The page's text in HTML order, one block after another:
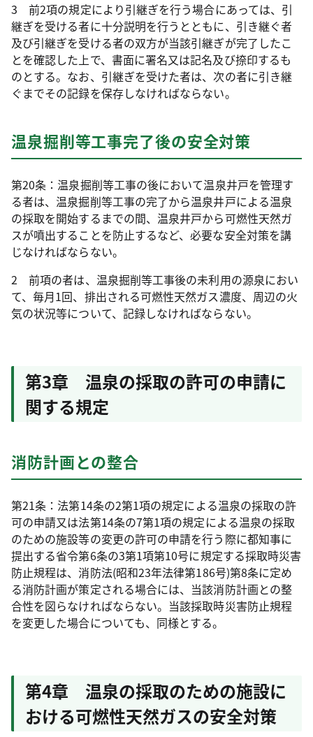
3 前2項の規定により引継ぎを行う場合にあっては、引
継ぎを受ける者に十分説明を行うとともに、引き継ぐ者
及び引継ぎを受ける者の双方が当該引継ぎが完了したこ
とを確認した上で、書面に署名又は記名及び捺印するも
のとする。なお、引継ぎを受けた者は、次の者に引き継
ぐまでその記録を保存しなければならない。
温泉掘削等工事完了後の安全対策
第20条：温泉掘削等工事の後において温泉井戸を管理す
る者は、温泉掘削等工事の完了から温泉井戸による温泉
の採取を開始するまでの間、温泉井戸から可燃性天然ガ
スが噴出することを防止するなど、必要な安全対策を講
じなければならない。
2 前項の者は、温泉掘削等工事後の未利用の源泉におい
て、毎月1回、排出される可燃性天然ガス濃度、周辺の火
気の状況等について、記録しなければならない。
第3章 温泉の採取の許可の申請に
関する規定
消防計画との整合
第21条：法第14条の2第1項の規定による温泉の採取の許
可の申請又は法第14条の7第1項の規定による温泉の採取
のための施設等の変更の許可の申請を行う際に都知事に
提出する省令第6条の3第1項第10号に規定する採取時災害
防止規程は、消防法(昭和23年法律第186号)第8条に定め
る消防計画が策定される場合には、当該消防計画との整
合性を図らなければならない。当該採取時災害防止規程
を変更した場合についても、同様とする。
第4章 温泉の採取のための施設に
おける可燃性天然ガスの安全対策